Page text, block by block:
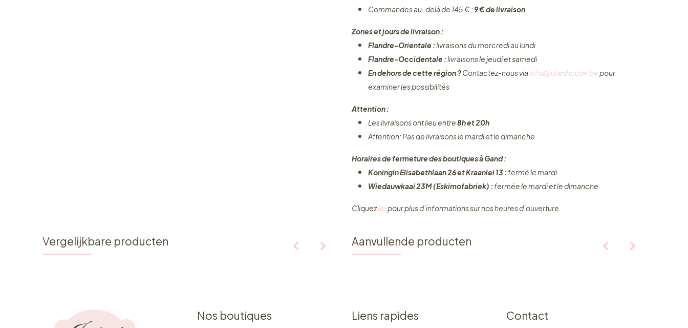
Commandes au-delà de 145 € : 9 € de livraison
Zones et jours de livraison :
Flandre-Orientale :livraisons du mercredi au lundi
Flandre-Occidentale :livraisons le jeudi et samedi
En dehors de cette région ?Contactez-nous via info@julieshouse.bepour
examiner les possibilités
Attention :
Les livraisons ont lieu entre8h et 20h
Attention: Pas de livraisons le mardi et le dimanche
Horaires de fermeture des boutiques à Gand :
Koningin Elisabethlaan 26 et Kraanlei 13 :fermé le mardi
Wiedauwkaai 23M (Eskimofabriek) :fermée le mardi et le dimanche
Cliquez ​icipour plus d’informations sur nos heures d’ouverture.
Vergelijkbare producten Aanvullende producten
Nos boutiques Liens rapides Contact